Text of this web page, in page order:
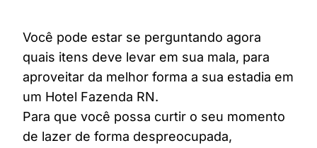
Você pode estar se perguntando agora
quais itens deve levar em sua mala, para
aproveitar da melhor forma a sua estadia em
um Hotel Fazenda RN.
Para que você possa curtir o seu momento
de lazer de forma despreocupada,